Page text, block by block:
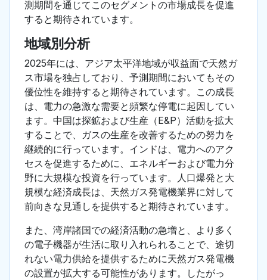
測期間を通じてこのセグメントの市場成長を促進
すると期待されています。
地域別分析
2025年には、アジア太平洋地域が収益面で天然ガ
ス市場を独占しており、予測期間においてもその
優位性を維持すると期待されています。この成長
は、電力の急激な需要と頻繁な停電に起因してい
ます。中国は探鉱および生産（E&P）活動を拡大
することで、ガスの生産を改善するための努力を
継続的に行っています。インドは、電力へのアク
セスを促進するために、エネルギーおよび電力分
野に大規模な投資を行っています。人口爆発と大
規模な経済成長は、天然ガス発電機業界に対して
前向きな見通しを提供すると期待されています。
また、湾岸諸国での経済活動の急増と、より多く
の電子機器が生活に取り入れられることで、途切
れない電力供給を提供するために天然ガス発電機
の設置が拡大する可能性があります。したがっ